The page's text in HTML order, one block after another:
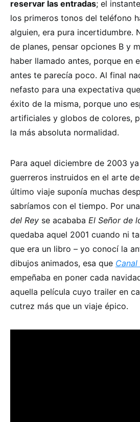
reservar las entradas; el
los primeros tonos del teléfono
alguien, era pura incertidumbre.
de planes, pensar opciones B y
haber llamado antes, porque en
antes te parecía poco. Al final
nefasto para una expectativa
éxito de la misma, porque uno
artificiales y globos de colores,
la más absoluta normalidad.
Para aquel diciembre de 2003
guerreros instruidos en el arte
último viaje suponía muchas
sabríamos con el tiempo. Por
del Rey se acababa El Señor de
quedaba aquel 2001 cuando ni
que era un libro – yo conocí la
dibujos animados, esa que
empeñaba en poner cada
aquella película cuyo trailer en
cutrez más que un viaje épico.